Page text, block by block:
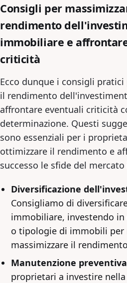
Consigli per
rendimento
immobiliare e
criticità
Ecco dunque i consigli pratici
il rendimento
affrontare eventuali criticità
determinazione. Questi
sono essenziali per i
ottimizzare il rendimento e
successo le sfide del
Diversificazione
Consigliamo di
immobiliare, investendo
o tipologie di immobili per
massimizzare il
Manutenzione preventiva
proprietari a investire